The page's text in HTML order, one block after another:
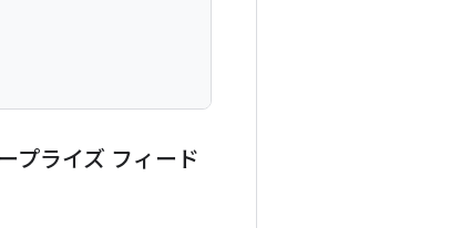
プライズ フィード